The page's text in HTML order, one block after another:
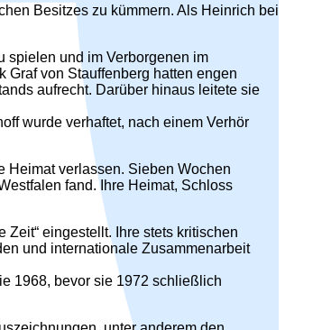
Besitzes zu kümmern. Als Heinrich bei
spielen und im Verborgenen im
Graf von Stauffenberg hatten engen
aufrecht. Darüber hinaus leitete sie
wurde verhaftet, nach einem Verhör
Heimat verlassen. Sieben Wochen
fand. Ihre Heimat, Schloss
Zeit“ eingestellt. Ihre stets kritischen
und internationale Zusammenarbeit
1968, bevor sie 1972 schließlich